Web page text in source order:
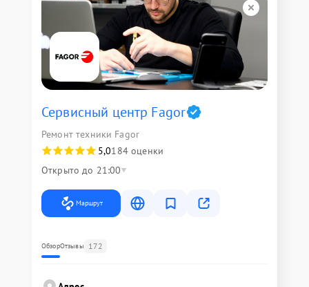
Сервисный центр Fagor
Ремонт техники Fagor
5,0184 оценки
Открыто до 21:00
Маршрут
ОбзорОтзывы 172